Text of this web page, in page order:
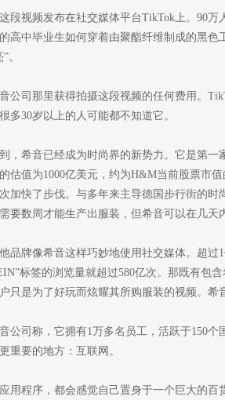
段视频发布在社交媒体平台TikTok上。90万
高中毕业生如何穿着由聚酯纤维制成的黑色
。
公司那里获得拍摄这段视频的任何费用。
多30岁以上的人可能都不知道它。
，希音已经成为时尚界的新势力。它是第一
估值为1000亿美元，约为H&M当前股票市
加快了步伐。与多年来主导德国步行街的时
要数周才能生产出服装，但希音可以在几天
品牌像希音这样巧妙地使用社交媒体。超过
标签的浏览量就超过580亿次。那既有包
只是为了好玩而炫耀其所购服装的视频。希
公司称，它拥有1万多名员工，活跃于150个
重要的地方：互联网。
用程序，都会感觉自己置身于一个巨大的百